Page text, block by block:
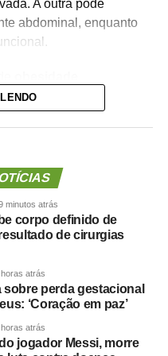
A outra pode
abdominal, enquanto
excesso de
de fragilidade,
novas
também pode
demência.
:
revistaClinical
minutos atrás
corpo definido de
de cirurgias
atrás
sobre perda gestacional
‘Coração em paz’
atrás
jogador Messi, morre